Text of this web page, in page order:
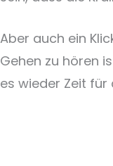
Aber auch ein
Gehen zu hören
es wieder Zeit für